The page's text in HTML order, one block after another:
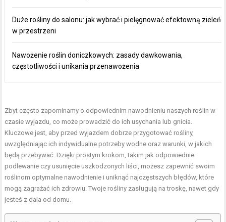
Duże rośliny do salonu: jak wybrać i pielęgnować efektowną zieleń
w przestrzeni
Nawożenie roślin doniczkowych: zasady dawkowania,
częstotliwości i unikania przenawożenia
Zbyt często zapominamy o odpowiednim nawodnieniu naszych roślin w
czasie wyjazdu, co może prowadzić do ich usychania lub gnicia.
Kluczowe jest, aby przed wyjazdem dobrze przygotować rośliny,
uwzględniając ich indywidualne potrzeby wodne oraz warunki, w jakich
będą przebywać. Dzięki prostym krokom, takim jak odpowiednie
podlewanie czy usunięcie uszkodzonych liści, możesz zapewnić swoim
roślinom optymalne nawodnienie i uniknąć najczęstszych błędów, które
mogą zagrażać ich zdrowiu. Twoje rośliny zasługują na troskę, nawet gdy
jesteś z dala od domu.